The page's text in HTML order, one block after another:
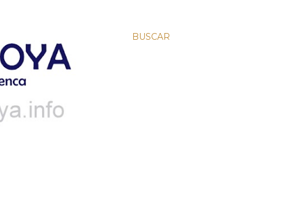
BUSCAR